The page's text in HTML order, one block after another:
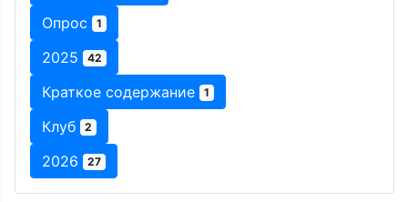
Опрос 1
2025 42
Краткое содержание 1
Клуб 2
2026 27